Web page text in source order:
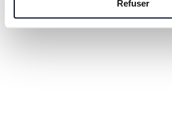
Refuser